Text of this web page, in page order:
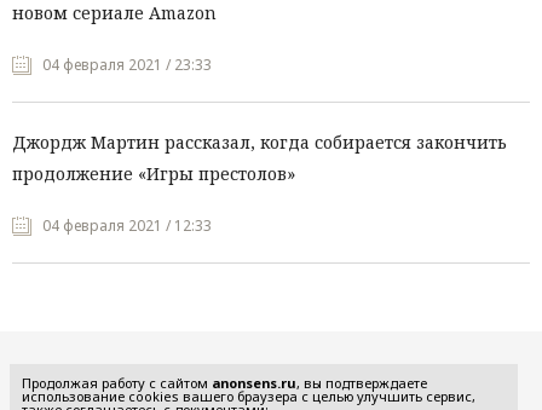
новом сериале Amazon
04 февраля 2021 / 23:33
Джордж Мартин рассказал, когда собирается закончить
продолжение «Игры престолов»
04 февраля 2021 / 12:33
Продолжая работу с сайтом anonsens.ru, вы подтверждаете
использование cookies вашего браузера с целью улучшить сервис,